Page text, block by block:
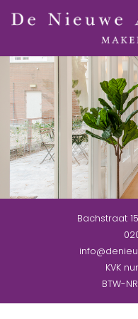
Bachstraat 15
KVK
BTW-